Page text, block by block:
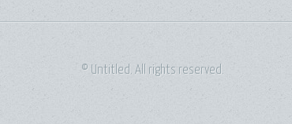
© Untitled. All rights reserved.